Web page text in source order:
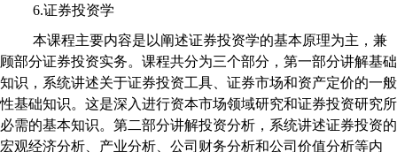
6.证券投资学
本课程主要内容是以阐述证券投资学的基本原理为主，兼
顾部分证券投资实务。课程共分为三个部分，第一部分讲解基础
知识，系统讲述关于证券投资工具、证券市场和资产定价的一般
性基础知识。这是深入进行资本市场领域研究和证券投资研究所
必需的基本知识。第二部分讲解投资分析，系统讲述证券投资的
宏观经济分析、产业分析、公司财务分析和公司价值分析等内